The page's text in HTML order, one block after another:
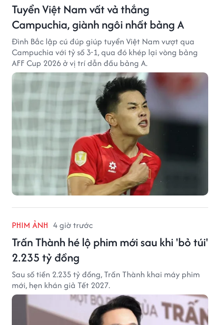
Tuyển Việt Nam vất vả thắng
Campuchia, giành ngôi nhất bảng A
Đình Bắc lập cú đúp giúp tuyển Việt Nam vượt qua
Campuchia với tỷ số 3-1, qua đó khép lại vòng bảng
AFF Cup 2026 ở vị trí dẫn đầu bảng A.
PHIM ẢNH 4 giờ trước
Trấn Thành hé lộ phim mới sau khi 'bỏ túi'
2.235 tỷ đồng
Sau số tiền 2.235 tỷ đồng, Trấn Thành khai máy phim
mới, hẹn khán giả Tết 2027.